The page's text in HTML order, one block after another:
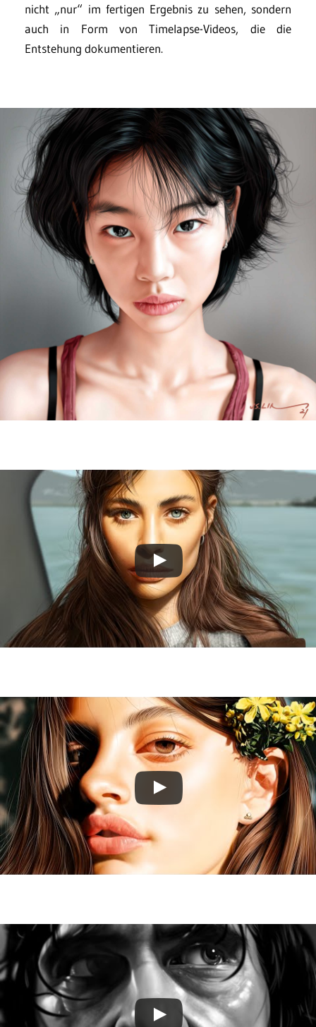
nicht „nur“ im fertigen Ergebnis zu sehen, sondern
auch in Form von Timelapse-Videos, die die
Entstehung dokumentieren.